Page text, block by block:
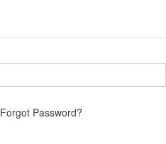
Forgot Password?